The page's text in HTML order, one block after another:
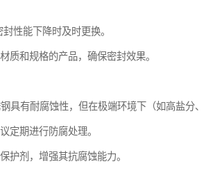
性能下降时及时更换。
质和规格的产品，确保密封效果。
具有耐腐蚀性，但在极端环境下（如高盐分、
定期进行防腐处理。
护剂，增强其抗腐蚀能力。